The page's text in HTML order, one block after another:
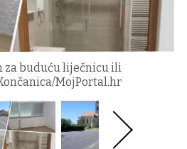
za buduću liječnicu ili
MojPortal.hr